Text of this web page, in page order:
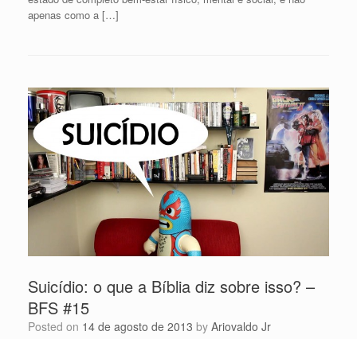
apenas como a […]
Suicídio: o que a Bíblia diz sobre isso? –
BFS #15
Posted on 14 de agosto de 2013 by Ariovaldo Jr